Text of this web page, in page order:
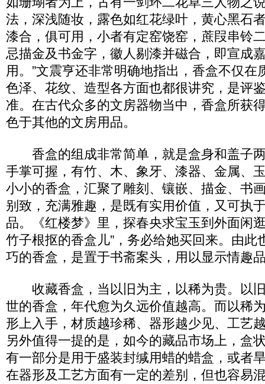
法，深浅随妆，露色如红花绿叶，黄心黑
漆合，俱可用，小者有定窑饶窑，蔗叚串铃
忌描金及书金字，徽人剔漆并磁合，即宣成
用。”文震亨还非常明确地指出，香盒不仅在
色泽、花纹、造型各方面也都很讲究，是评
准。在古代众多的文房器物当中，香盒所获
色于其他的文房用品。
香盒的组成非常简单，就是盒身和盖子
手掌可握，有竹、木、象牙、漆器、金属、
小小的香盒，汇聚了雕刻、镶嵌、描金、书
别致，充满雅趣，是既有实用价值，又可执
品。《红楼梦》里，探春央求宝玉到外面闲
竹子根抠的香盒儿”，务必给她买回来。由此
巧的香盒，是置于书斋案头，用以显示情趣
收藏香盒，当以旧为主，以稀为贵。以
世的香盒，年代愈为久远价值越高。而以稀
形上入手，材质越珍稀、器形越少见、工艺
另外值得一提的是，如今的藏品市场上，盒
有一部分是用于盛装封缄用蜡的蜡盒，或者
在器形及工艺方面有一定的差别，但也容易